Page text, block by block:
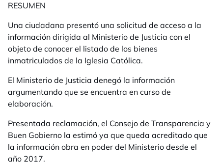
RESUMEN
Una ciudadana presentó una solicitud de acceso a la
información dirigida al Ministerio de Justicia con el
objeto de conocer el listado de los bienes
inmatriculados de la Iglesia Católica.
El Ministerio de Justicia denegó la información
argumentando que se encuentra en curso de
elaboración.
Presentada reclamación, el Consejo de Transparencia y
Buen Gobierno la estimó ya que queda acreditado que
la información obra en poder del Ministerio desde el
año 2017.